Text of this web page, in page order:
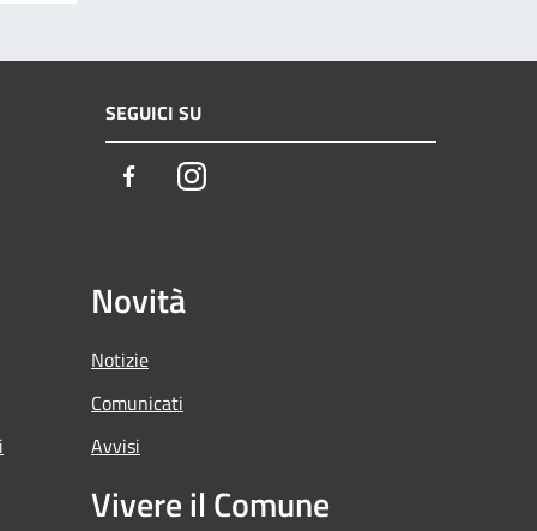
SEGUICI SU
FacebookInstagram
Novità
Notizie
Comunicati
Avvisi
Vivere il Comune